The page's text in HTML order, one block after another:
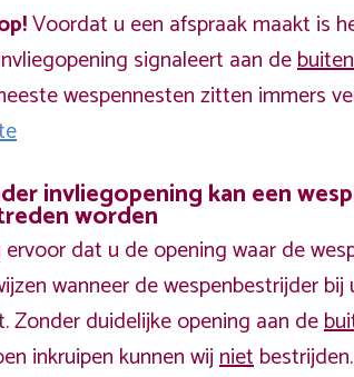
Voordat u een afspraak maakt is
signaleert aan de
wespennesten zitten immers
invliegopening kan een
worden
dat u de opening waar de
wanneer de wespenbestrijder
Zonder duidelijke opening aan de
inkruipen kunnen wijnietbestrijden.